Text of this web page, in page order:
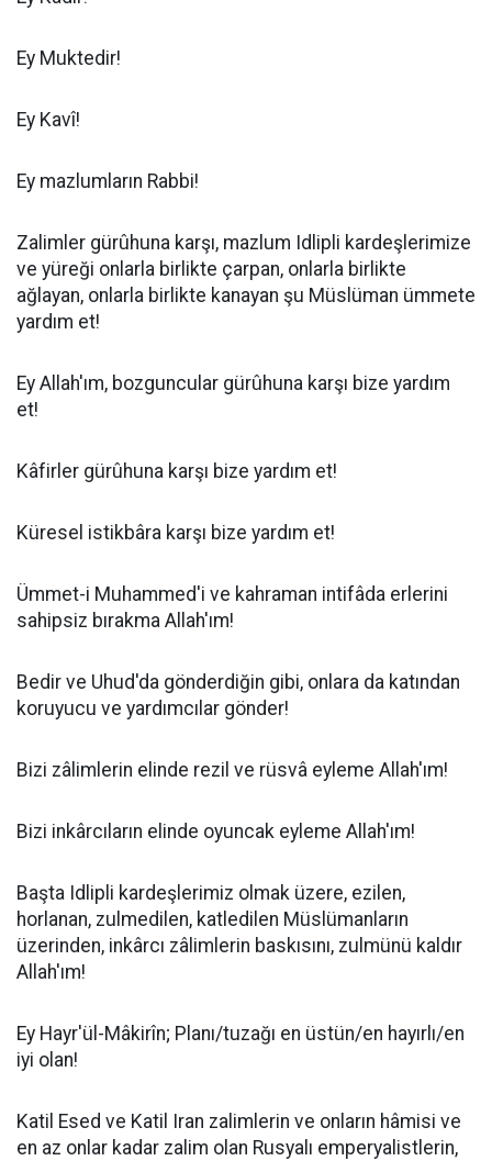
Ey Muktedir!
Ey Kavî!
Ey mazlumların Rabbi!
Zalimler gürûhuna karşı, mazlum Idlipli kardeşlerimize
ve yüreği onlarla birlikte çarpan, onlarla birlikte
ağlayan, onlarla birlikte kanayan şu Müslüman ümmete
yardım et!
Ey Allah'ım, bozguncular gürûhuna karşı bize yardım
et!
Kâfirler gürûhuna karşı bize yardım et!
Küresel istikbâra karşı bize yardım et!
Ümmet-i Muhammed'i ve kahraman intifâda erlerini
sahipsiz bırakma Allah'ım!
Bedir ve Uhud'da gönderdiğin gibi, onlara da katından
koruyucu ve yardımcılar gönder!
Bizi zâlimlerin elinde rezil ve rüsvâ eyleme Allah'ım!
Bizi inkârcıların elinde oyuncak eyleme Allah'ım!
Başta Idlipli kardeşlerimiz olmak üzere, ezilen,
horlanan, zulmedilen, katledilen Müslümanların
üzerinden, inkârcı zâlimlerin baskısını, zulmünü kaldır
Allah'ım!
Ey Hayr'ül-Mâkirîn; Planı/tuzağı en üstün/en hayırlı/en
iyi olan!
Katil Esed ve Katil Iran zalimlerin ve onların hâmisi ve
en az onlar kadar zalim olan Rusyalı emperyalistlerin,